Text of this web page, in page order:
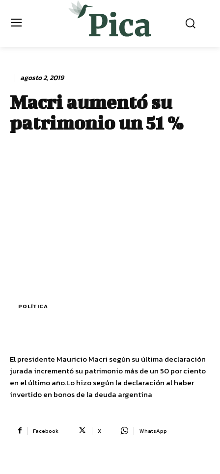
agosto 2, 2019
Macri aumentó su
patrimonio un 51 %
POLÍTICA
El presidente Mauricio Macri según su última declaración
jurada incrementó su patrimonio más de un 50 por ciento
en el último año.Lo hizo según la declaración al haber
invertido en bonos de la deuda argentina
Facebook X WhatsApp